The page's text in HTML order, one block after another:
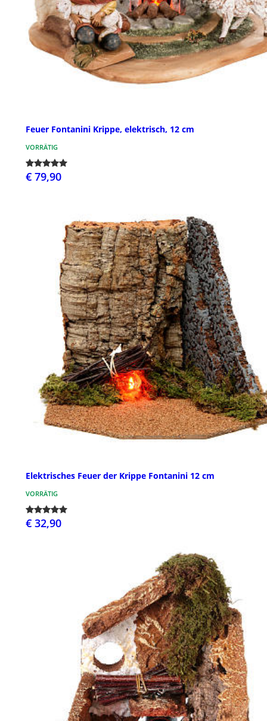
Feuer Fontanini Krippe, elektrisch, 12 cm
VORRÄTIG
€ 79,90
Elektrisches Feuer der Krippe Fontanini 12 cm
VORRÄTIG
€ 32,90